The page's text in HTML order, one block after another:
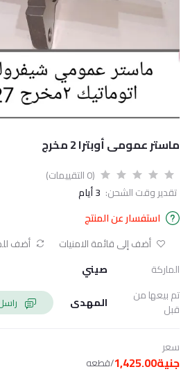
ماستر عمومى أوبترا 2 مخرج
(0 التقييمات)
تقدير وقت الشحن: 3 أيام
استفسار عن المنتج
أضف إلى قائمة الامنيات
أضف
الماركة
صيني
تم بيعها من
قبل
المهدى
سعر
جنية1,425.00 /قطعه